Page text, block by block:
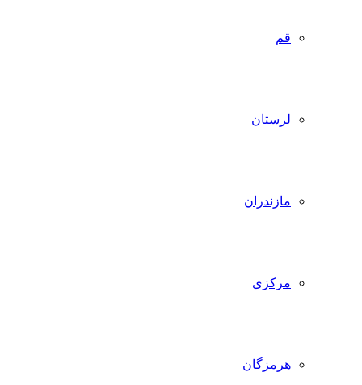
قم
لرستان
مازندران
مرکزی
هرمزگان